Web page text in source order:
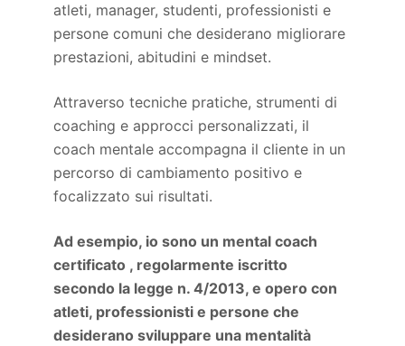
atleti, manager, studenti, professionisti e
persone comuni che desiderano migliorare
prestazioni, abitudini e mindset.
Attraverso tecniche pratiche, strumenti di
coaching e approcci personalizzati, il
coach mentale accompagna il cliente in un
percorso di cambiamento positivo e
focalizzato sui risultati.
Ad esempio, io sono un mental coach
certificato , regolarmente iscritto
secondo la legge n. 4/2013, e opero con
atleti, professionisti e persone che
desiderano sviluppare una mentalità